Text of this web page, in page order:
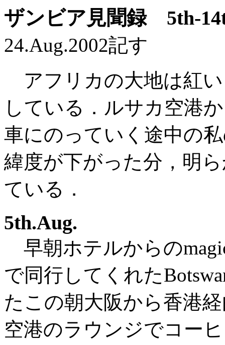
ザンビア見聞録 5th-
24.Aug.2002記す
アフリカの大地は紅
している．ルサカ空港
車にのっていく途中の
緯度が下がった分，明
ている．
5th.Aug.
早朝ホテルからの
で同行してくれた
たこの朝大阪から香港
空港のラウンジでコー